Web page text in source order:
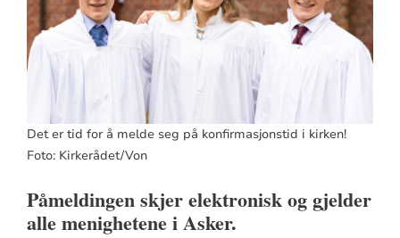
Det er tid for å melde seg på konfirmasjonstid i kirken!
Foto: Kirkerådet/Von
Påmeldingen skjer elektronisk og gjelder
alle menighetene i Asker.